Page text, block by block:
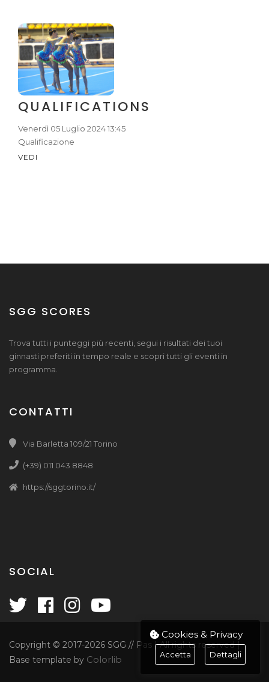
QUALIFICATIONS
Venerdì 05 Luglio 2024 13:45
Qualificazione
VEDI
SGG SCORES
Trova tutti i punteggi più recenti, segui i risultati dei tuoi
ginnasti preferiti in tempo reale e scopri tutti gli eventi in
programma.
CONTATTI
Via Barletta 109/21 Torino
(+39) 011 043 8848
https://sggtorino.it/
SOCIAL
Copyright © 2017-2026 SGG // Pas | All rights reserved |
Base template by Colorlib
Cookies & Privacy
Accetta Dettagli